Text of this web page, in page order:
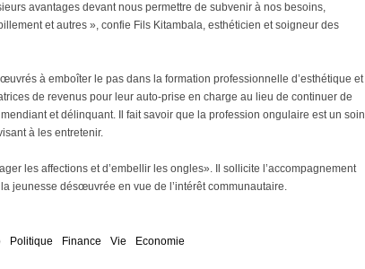
avantages devant nous permettre de subvenir à nos besoins,
et autres », confie Fils Kitambala, esthéticien et soigneur des
à emboîter le pas dans la formation professionnelle d’esthétique et
de revenus pour leur auto-prise en charge au lieu de continuer de
et délinquant. Il fait savoir que la profession ongulaire est un soin
à les entretenir.
les affections et d’embellir les ongles». Il sollicite l’accompagnement
jeunesse désœuvrée en vue de l’intérêt communautaire.
Politique Finance Vie Economie